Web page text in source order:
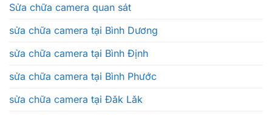
Sửa chữa camera quan sát
sửa chữa camera tại Bình Dương
sửa chữa camera tại Bình Định
sửa chữa camera tại Bình Phước
sửa chữa camera tại Đăk Lăk